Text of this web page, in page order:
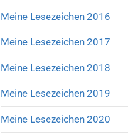
Meine Lesezeichen 2016
Meine Lesezeichen 2017
Meine Lesezeichen 2018
Meine Lesezeichen 2019
Meine Lesezeichen 2020